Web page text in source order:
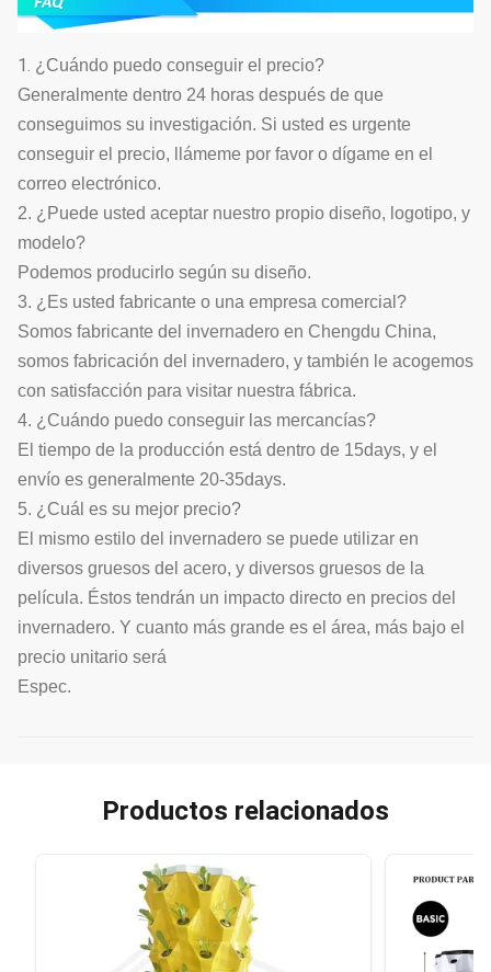
1. ¿Cuándo puedo conseguir el precio?
Generalmente dentro 24 horas después de que
conseguimos su investigación. Si usted es urgente
conseguir el precio, llámeme por favor o dígame en el
correo electrónico.
2. ¿Puede usted aceptar nuestro propio diseño, logotipo, y
modelo?
Podemos producirlo según su diseño.
3. ¿Es usted fabricante o una empresa comercial?
Somos fabricante del invernadero en Chengdu China,
somos fabricación del invernadero, y también le acogemos
con satisfacción para visitar nuestra fábrica.
4. ¿Cuándo puedo conseguir las mercancías?
El tiempo de la producción está dentro de 15days, y el
envío es generalmente 20-35days.
5. ¿Cuál es su mejor precio?
El mismo estilo del invernadero se puede utilizar en
diversos gruesos del acero, y diversos gruesos de la
película. Éstos tendrán un impacto directo en precios del
invernadero. Y cuanto más grande es el área, más bajo el
precio unitario será
Espec.
Productos relacionados